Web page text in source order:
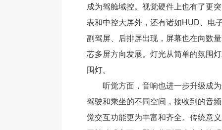
成为驾舱域控。视觉硬件上也有了更
表和中控大屏外，还有诸如HUD、电
副驾屏、后排屏出现，屏幕也在向数
芯多屏方向发展。灯光从简单的氛围
围灯。
听觉方面，音响也进一步升级成为
驾驶和乘坐的不同空间，接收到的音
觉交互功能更为丰富和齐全。传统意